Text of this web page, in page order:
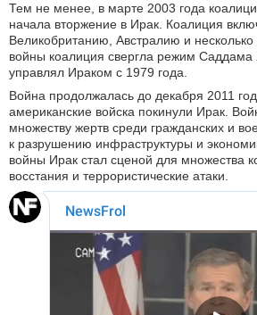
Тем не менее, в марте 2003 года
начала вторжение в Ирак. Коалиция
Великобританию, Австралию и несколько
войны коалиция свергла режим Саддама
управлял Ираком с 1979 года.
Война продолжалась до декабря 2011
американские войска покинули Ирак.
множеству жертв среди гражданских и
к разрушению инфраструктуры и
войны Ирак стал сценой для множества
восстания и террористические атаки.